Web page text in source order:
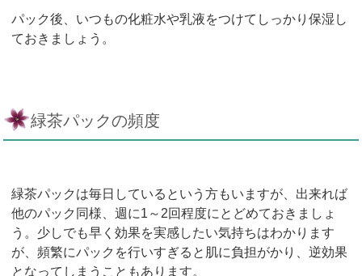
パック後、いつもの化粧水や乳液をつけてしっかり保湿し
ておきましょう。
緑茶パックの頻度
緑茶パックは毎日しているという方もいますが、出来れば
他のパック同様、週に1～2回程度にとどめておきましょ
う。少しでも早く効果を実感したい気持ちはわかります
が、頻繁にパックを行いすぎると肌に負担がかり、逆効果
となってしまうこともあります。